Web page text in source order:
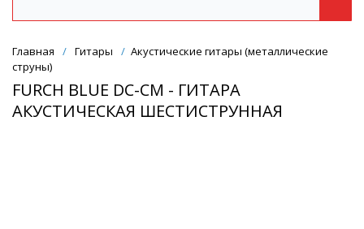
Главная / Гитары / Акустические гитары (металлические
струны)
FURCH BLUE DC-CM - ГИТАРА
АКУСТИЧЕСКАЯ ШЕСТИСТРУННАЯ